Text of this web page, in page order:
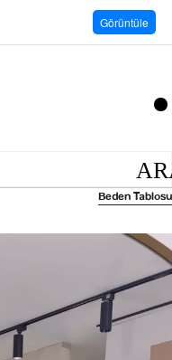
Beden Tablosu
Görüntüle